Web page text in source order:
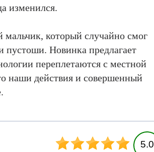
изменился.
который случайно смог
пустоши. Новинка предлагает
переплетаются с местной
наши действия и совершенный
5.0